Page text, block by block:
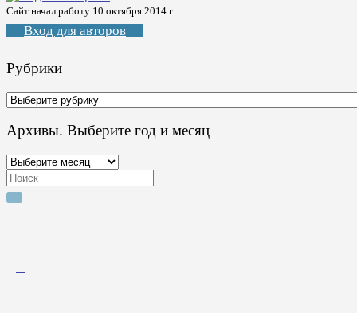
Сайт начал работу 10 октября 2014 г.
Вход для авторов
Рубрики
Рубрики
Архивы. Выберите год и месяц
Архивы.
Выберите
год
и
Search
for: